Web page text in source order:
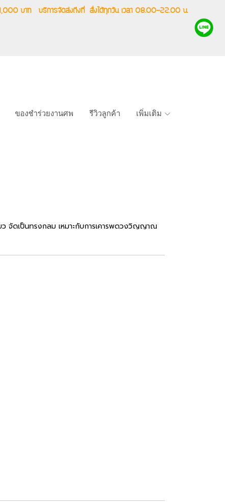
1,000 บาท บริการจัดส่งถึงที่ สั่งได้ทุกวัน เวลา 08.00-22.00 น.
ของชำร่วยงานศพ รีวิวลูกค้า เพิ่มเติม
จัดเป็นทรงกลม เหมาะกับการเคารพดวงวิญญาณ